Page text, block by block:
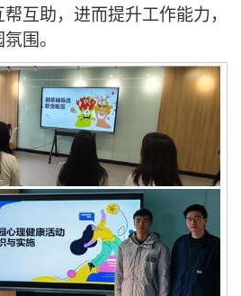
互助，进而提升工作能力，
围。